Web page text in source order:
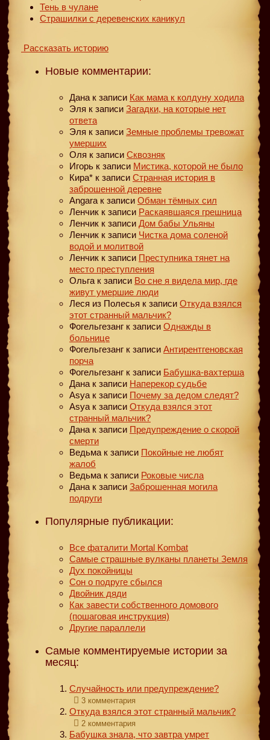
Тень в чулане
Страшилки с деревенских каникул
Рассказать историю
Новые комментарии:
Дана к записи Как мама к колдуну ходила
Эля к записи Загадки, на которые нет
ответа
Эля к записи Земные проблемы тревожат
умерших
Оля к записи Сквозняк
Игорь к записи Мистика, которой не было
Кира* к записи Странная история в
заброшенной деревне
Angara к записи Обман тёмных сил
Ленчик к записи Раскаявшаяся грешница
Ленчик к записи Дом бабы Ульяны
Ленчик к записи Чистка дома соленой
водой и молитвой
Ленчик к записи Преступника тянет на
место преступления
Ольга к записи Во сне я видела мир, где
живут умершие люди
Леся из Полесья к записи Откуда взялся
этот странный мальчик?
Фогельгезанг к записи Однажды в
больнице
Фогельгезанг к записи Антирентгеновская
порча
Фогельгезанг к записи Бабушка-вахтерша
Дана к записи Наперекор судьбе
Asya к записи Почему за дедом следят?
Asya к записи Откуда взялся этот
странный мальчик?
Дана к записи Предупреждение о скорой
смерти
Ведьма к записи Покойные не любят
жалоб
Ведьма к записи Роковые числа
Дана к записи Заброшенная могила
подруги
Популярные публикации:
Все фаталити Mortal Kombat
Самые страшные вулканы планеты Земля
Дух покойницы
Сон о подруге сбылся
Двойник дяди
Как завести собственного домового
(пошаговая инструкция)
Другие параллели
Самые комментируемые истории за
месяц:
Случайность или предупреждение?
3 комментария
Откуда взялся этот странный мальчик?
2 комментария
Бабушка знала, что завтра умрет